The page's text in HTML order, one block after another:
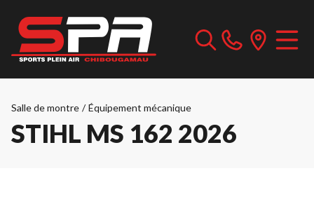
Salle de montre / Équipement mécanique
STIHL MS 162 2026